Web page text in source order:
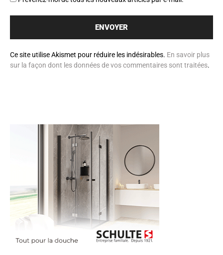
Ce site utilise Akismet pour réduire les indésirables. En savoir plus
sur la façon dont les données de vos commentaires sont traitées.